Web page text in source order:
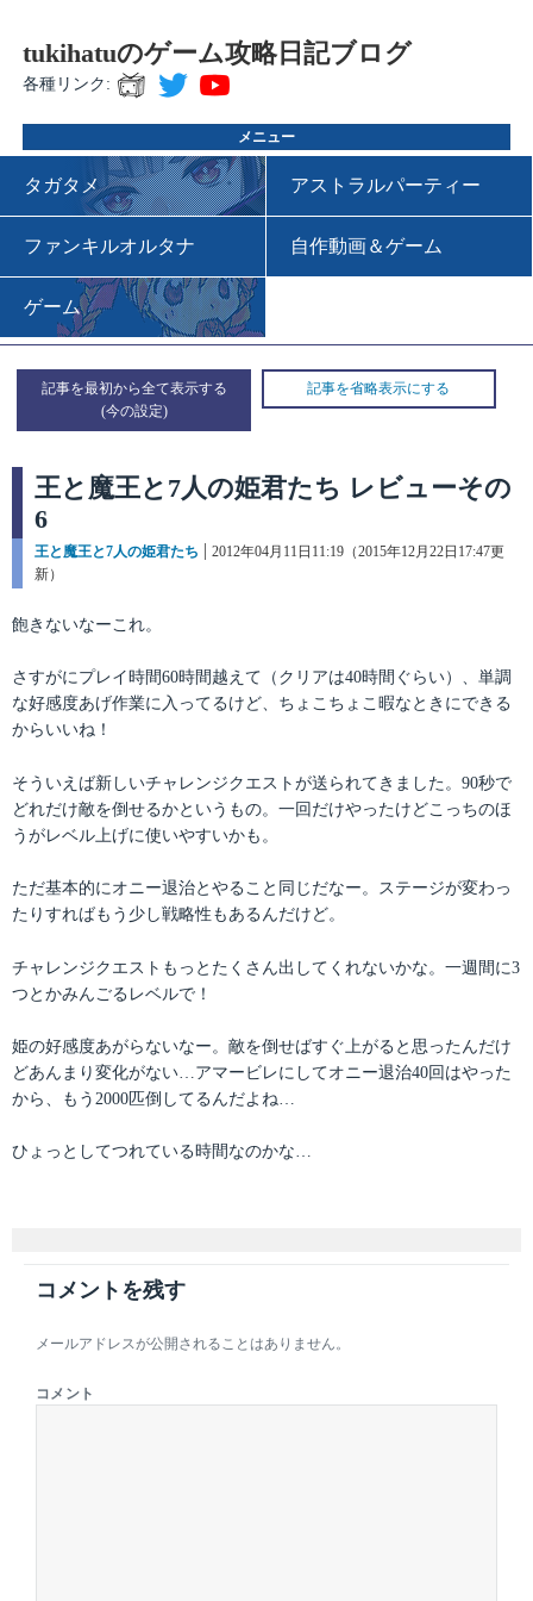
tukihatuのゲーム攻略日記ブログ
各種リンク:
メニュー
タガタメ アストラルパーティー
ファンキルオルタナ 自作動画＆ゲーム
ゲーム
記事を最初から全て表示する 記事を省略表示にする
王と魔王と7人の姫君たち レビューその
6
カ
テ
リ
王と魔王と7人の姫君たち
投
2012年04月11日11:19（2015年12月22日17:47更
新）
飽きないなーこれ。
さすがにプレイ時間60時間越えて（クリアは40時間ぐらい）、単調
な好感度あげ作業に入ってるけど、ちょこちょこ暇なときにできる
からいいね！
そういえば新しいチャレンジクエストが送られてきました。90秒で
どれだけ敵を倒せるかというもの。一回だけやったけどこっちのほ
うがレベル上げに使いやすいかも。
ただ基本的にオニー退治とやること同じだなー。ステージが変わっ
たりすればもう少し戦略性もあるんだけど。
チャレンジクエストもっとたくさん出してくれないかな。一週間に3
つとかみんごるレベルで！
姫の好感度あがらないなー。敵を倒せばすぐ上がると思ったんだけ
どあんまり変化がない…アマービレにしてオニー退治40回はやった
から、もう2000匹倒してるんだよね…
ひょっとしてつれている時間なのかな…
コメントを残す
メールアドレスが公開されることはありません。
コメント